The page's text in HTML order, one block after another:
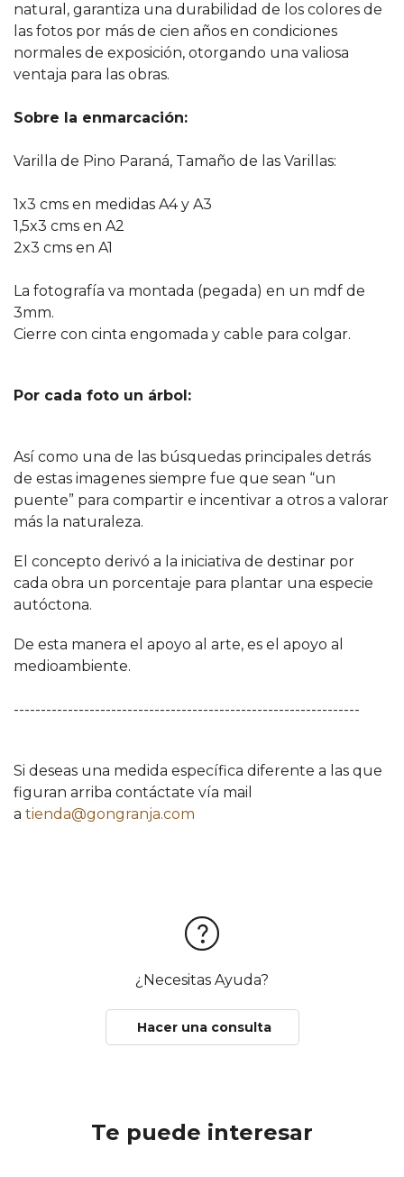
natural, garantiza una durabilidad de los colores de
las fotos por más de cien años en condiciones
normales de exposición, otorgando una valiosa
ventaja para las obras.
Sobre la enmarcación:
Varilla de Pino Paraná, Tamaño de las Varillas:
1x3 cms en medidas A4 y A3
1,5x3 cms en A2
2x3 cms en A1
La fotografía va montada (pegada) en un mdf de
3mm.
Cierre con cinta engomada y cable para colgar.
Por cada foto un árbol:
Así como una de las búsquedas principales detrás
de estas imagenes siempre fue que sean “un
puente” para compartir e incentivar a otros a valorar
más la naturaleza.
El concepto derivó a la iniciativa de destinar por
cada obra un porcentaje para plantar una especie
autóctona.
De esta manera el apoyo al arte, es el apoyo al
medioambiente.
----------------------------------------------------------------
Si deseas una medida específica diferente a las que
figuran arriba contáctate vía mail
a tienda@gongranja.com
¿Necesitas Ayuda?
Hacer una consulta
Te puede interesar